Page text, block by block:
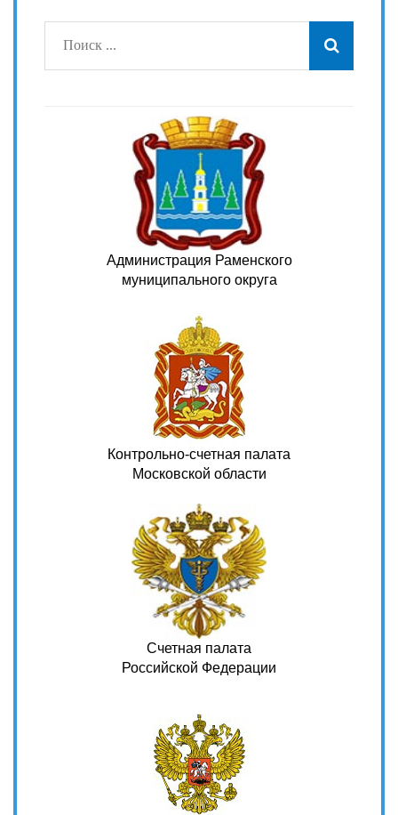
Администрация Раменского
муниципального округа
Контрольно-счетная палата
Московской области
Счетная палата
Российской Федерации